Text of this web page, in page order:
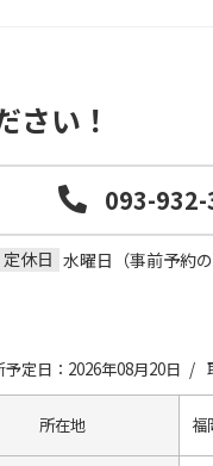
さい！
093-
定休日 水曜日（事前予約
予定日：2026年08月20日 /
所在地 福